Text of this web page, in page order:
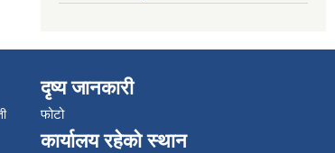
दृष्य जानकारी
फोटो
कार्यालय रहेको स्थान